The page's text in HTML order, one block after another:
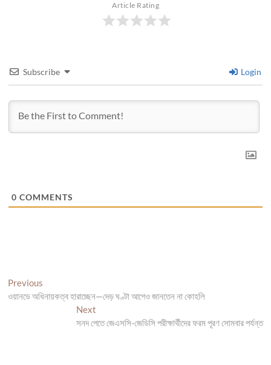
Article Rating
Subscribe Login
0 COMMENTS
Post
navigation
Previous
post:
ওয়ানডে অধিনায়কত্ব হারাচ্ছেন—দেড় ঘণ্টা আগেও জানতেন না কোহলি
NextNext
post:
সনদ পেতে জেএসসি-জেডিসি পরীক্ষার্থীদের ফরম পূরণ সোমবার পর্যন্ত